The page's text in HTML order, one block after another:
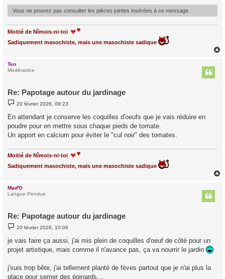
Vous ne pouvez pas consulter les pièces jointes insérées à ce message.
Moitié de Nîmois-ni-toi
Sadiquement masochiste, mais une masochiste sadique
Ten
Modératrice
Re: Papotage autour du jardinage
M
e
s
a
e
20 février 2026, 09:23
En attendant je conserve les coquilles d'oeufs que je vais réduire en
poudre pour en mettre sous chaque pieds de tomate.
Un apport en calcium pour éviter le "cul noir" des tomates.
Moitié de Nîmois-ni-toi
Sadiquement masochiste, mais une masochiste sadique
Mad'O
Langue Pendue
Re: Papotage autour du jardinage
M
e
s
a
g
20 février 2026, 10:06
je vais faire ça aussi, j'ai mis plein de coquilles d'oeuf de côté pour un
projet artistique, mais comme il n'avance pas, ça va nourrir le jardin
j'suis trop bête, j'ai tellement planté de fèves partout que je n'ai plus la
place pour semer des épinards....